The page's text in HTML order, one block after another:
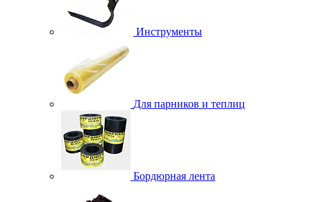
Инструменты
Для парников и теплиц
Бордюрная лента